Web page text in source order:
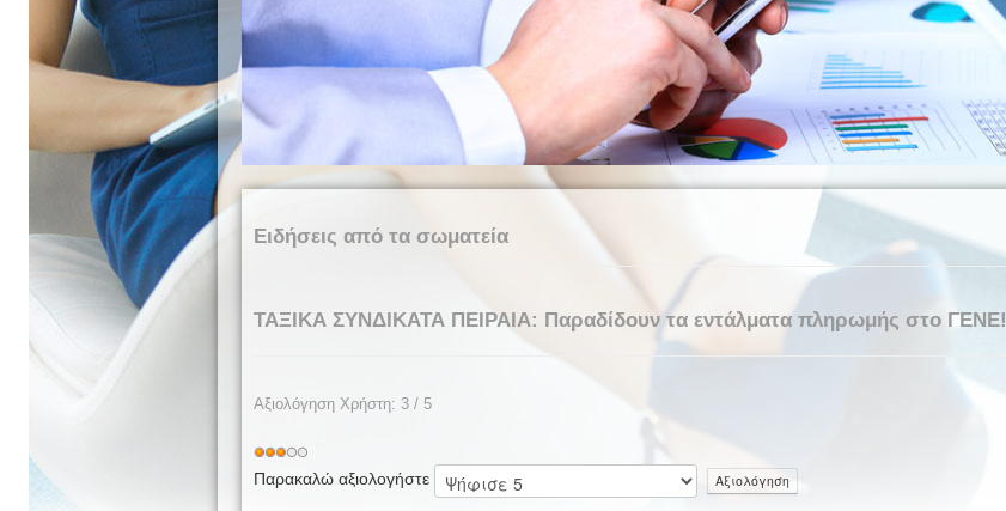
Ειδήσεις από τα σωματεία
ΤΑΞΙΚΑ ΣΥΝΔΙΚΑΤΑ ΠΕΙΡΑΙΑ: Παραδίδουν τα εντάλματα πληρωμής στο ΓΕΝΕ!
Αξιολόγηση Χρήστη: 3 / 5
Παρακαλώ αξιολογήστε